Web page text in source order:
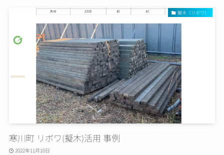
擬木（リボワ）
寒川町 リボワ(擬木)活用 事例
2022年11月10日